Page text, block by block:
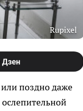
Rupixel
поздно даже
ослепительной